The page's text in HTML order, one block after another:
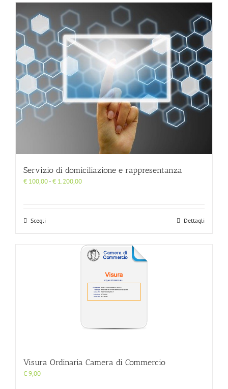
Servizio di domiciliazione e rappresentanza
€ 100,00-€ 1.200,00Fascia
Scegli Dettagli
Visura Ordinaria Camera di Commercio
€9,00